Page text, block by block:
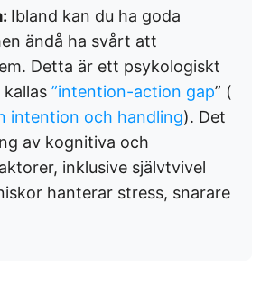
Ibland kan du ha goda
ändå ha svårt att
Detta är ett psykologiskt
”intention-action gap” (
intention och handling). Det
av kognitiva och
inklusive självtvivel
hanterar stress, snarare